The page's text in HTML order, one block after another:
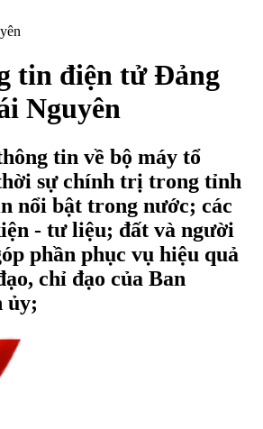
tin điện tử Đảng
Nguyên
tin về bộ máy tổ
sự chính trị trong tỉnh
nổi bật trong nước; các
- tư liệu; đất và người
phần phục vụ hiệu quả
chỉ đạo của Ban
ủy;